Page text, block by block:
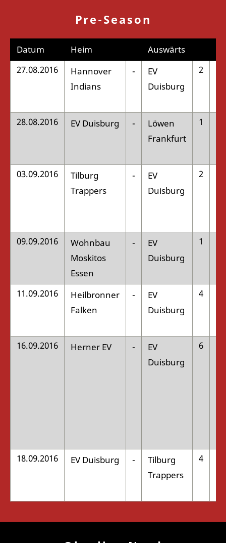
Pre-Season
Datum Heim
Auswärts
27.08.2016
Hannover
Indians
-
EV
Duisburg
2
28.08.2016 EV Duisburg -
Löwen
Frankfurt
1
03.09.2016
Tilburg
Trappers
-
EV
Duisburg
2
09.09.2016
Wohnbau
Moskitos
Essen
-
EV
Duisburg
1
11.09.2016
Heilbronner
Falken
-
EV
Duisburg
4
16.09.2016 Herner EV -
EV
Duisburg
6
18.09.2016 EV Duisburg -
Tilburg
Trappers
4